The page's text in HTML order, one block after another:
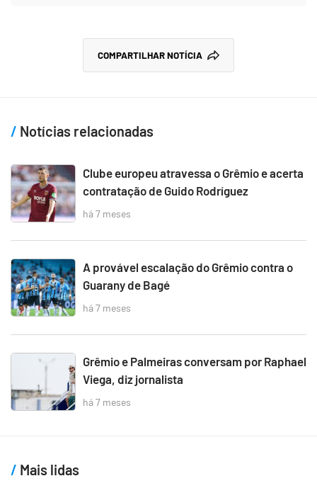
COMPARTILHAR NOTÍCIA
Notícias relacionadas
Clube europeu atravessa o Grêmio e acerta
contratação de Guido Rodríguez
há 7 meses
A provável escalação do Grêmio contra o
Guarany de Bagé
há 7 meses
Grêmio e Palmeiras conversam por Raphael
Viega, diz jornalista
há 7 meses
Mais lidas